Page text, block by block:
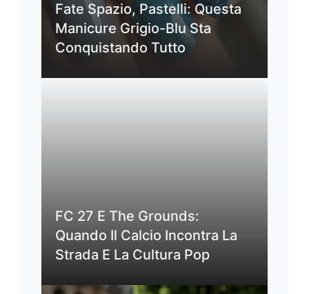
Fate Spazio, Pastelli: Questa
Manicure Grigio-Blu Sta
Conquistando Tutto
FC 27 E The Grounds:
Quando Il Calcio Incontra La
Strada E La Cultura Pop